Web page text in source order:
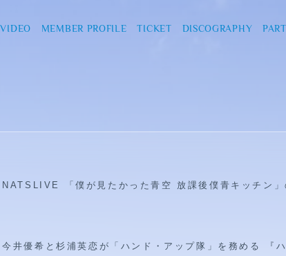
VIDEO MEMBER PROFILE TICKET DISCOGRAPHY
NATSLIVE 「僕が見たかった青空 放課後僕青キッチン」
今井優希と杉浦英恋が「ハンド・アップ隊」を務める 『